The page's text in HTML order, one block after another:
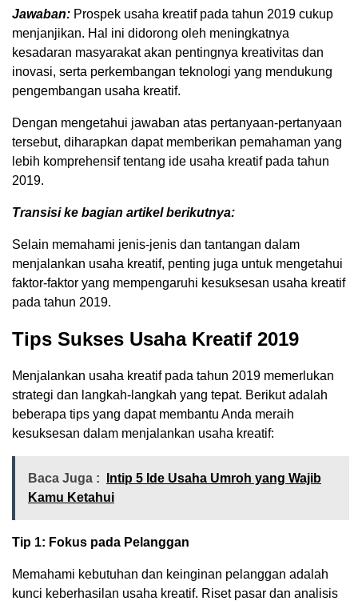
Jawaban: Prospek usaha kreatif pada tahun 2019 cukup
menjanjikan. Hal ini didorong oleh meningkatnya
kesadaran masyarakat akan pentingnya kreativitas dan
inovasi, serta perkembangan teknologi yang mendukung
pengembangan usaha kreatif.
Dengan mengetahui jawaban atas pertanyaan-pertanyaan
tersebut, diharapkan dapat memberikan pemahaman yang
lebih komprehensif tentang ide usaha kreatif pada tahun
2019.
Transisi ke bagian artikel berikutnya:
Selain memahami jenis-jenis dan tantangan dalam
menjalankan usaha kreatif, penting juga untuk mengetahui
faktor-faktor yang mempengaruhi kesuksesan usaha kreatif
pada tahun 2019.
Tips Sukses Usaha Kreatif 2019
Menjalankan usaha kreatif pada tahun 2019 memerlukan
strategi dan langkah-langkah yang tepat. Berikut adalah
beberapa tips yang dapat membantu Anda meraih
kesuksesan dalam menjalankan usaha kreatif:
Baca Juga :
Intip 5 Ide Usaha Umroh yang Wajib
Kamu Ketahui
Tip 1: Fokus pada Pelanggan
Memahami kebutuhan dan keinginan pelanggan adalah
kunci keberhasilan usaha kreatif. Riset pasar dan analisis